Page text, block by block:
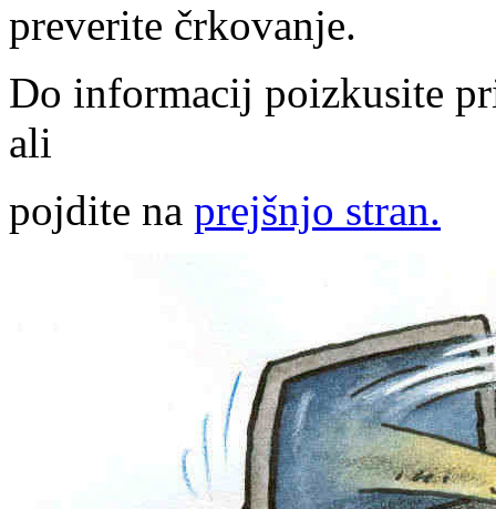
preverite črkovanje.
Do informacij poizkusite
ali
pojdite na prejšnjo stran.